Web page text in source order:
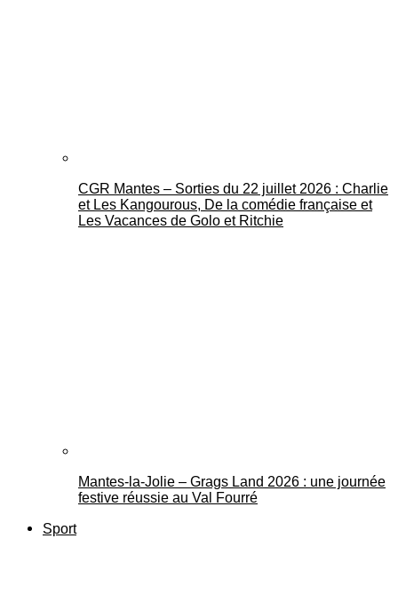
CGR Mantes – Sorties du 22 juillet 2026 : Charlie
et Les Kangourous, De la comédie française et
Les Vacances de Golo et Ritchie
Mantes-la-Jolie – Grags Land 2026 : une journée
festive réussie au Val Fourré
Sport